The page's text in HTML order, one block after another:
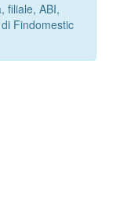
filiale, ABI,
di Findomestic